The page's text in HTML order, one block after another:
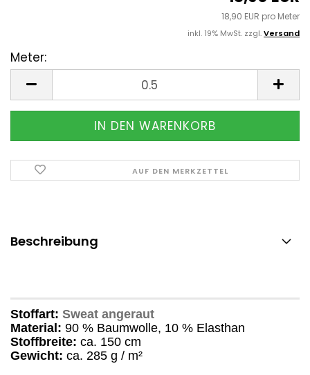
18,90 EUR pro Meter
inkl. 19% MwSt. zzgl.Versand
Meter:
AUF DEN MERKZETTEL
Beschreibung
Stoffart: Sweat angeraut
Material: 90 % Baumwolle, 10 % Elasthan
Stoffbreite: ca. 150 cm
Gewicht: ca. 285 g / m²